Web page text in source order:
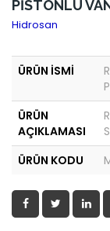
PİSTONLU
Hidrosan
ÜRÜN İSMİ
ÜRÜN
AÇIKLAMASI
ÜRÜN KODU